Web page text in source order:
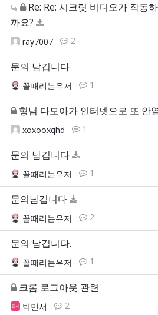
Re: Re: 시크릿 비디오가 작동
까요?
ray7007 2
문의 남깁니다
꼴때리는유저 1
형님 다모아가 인터넷으로 또 안
xoxooxqhd 1
문의 남깁니다
꼴때리는유저 1
문의남깁니다
꼴때리는유저 2
문의 남깁니다.
꼴때리는유저 1
크롬 로그아웃 관련
박민서 2